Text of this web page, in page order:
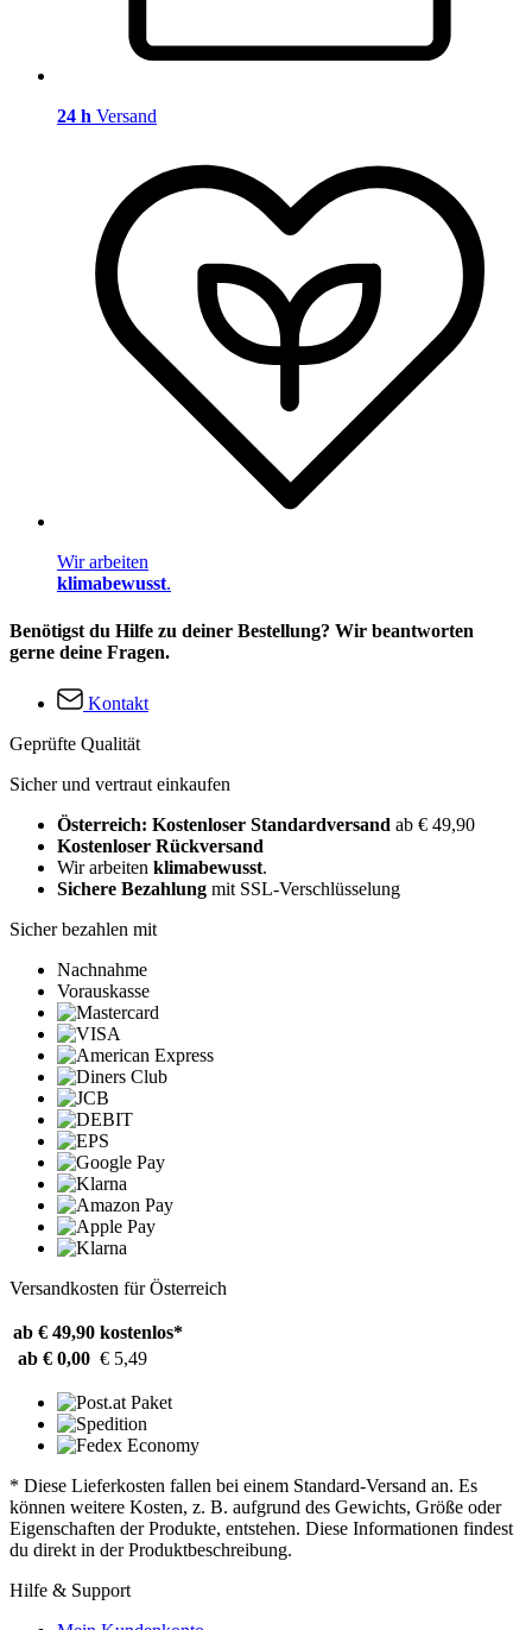
24 h Versand
Wir arbeiten
klimabewusst.
Benötigst du Hilfe zu deiner Bestellung? Wir beantworten
gerne deine Fragen.
Kontakt
Geprüfte Qualität
Sicher und vertraut einkaufen
Österreich: Kostenloser Standardversand ab € 49,90
Kostenloser Rückversand
Wir arbeiten klimabewusst.
Sichere Bezahlung mit SSL-Verschlüsselung
Sicher bezahlen mit
Nachnahme
Vorauskasse
Versandkosten für Österreich
ab € 49,90 kostenlos*
ab € 0,00 € 5,49
* Diese Lieferkosten fallen bei einem Standard-Versand an. Es
können weitere Kosten, z. B. aufgrund des Gewichts, Größe oder
Eigenschaften der Produkte, entstehen. Diese Informationen findest
du direkt in der Produktbeschreibung.
Hilfe & Support